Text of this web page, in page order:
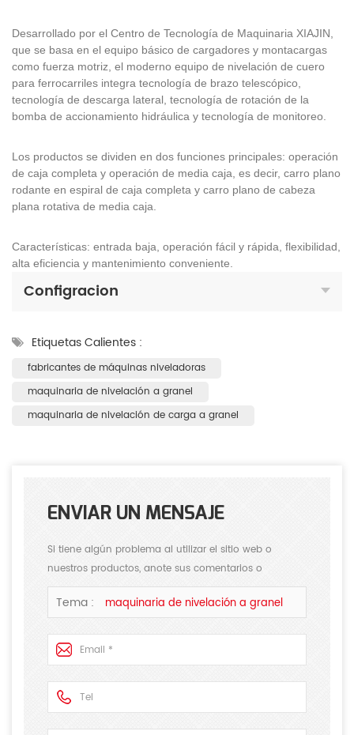
Desarrollado por el Centro de Tecnología de Maquinaria XIAJIN,
que se basa en el equipo básico de cargadores y montacargas
como fuerza motriz, el moderno equipo de nivelación de cuero
para ferrocarriles integra tecnología de brazo telescópico,
tecnología de descarga lateral, tecnología de rotación de la
bomba de accionamiento hidráulica y tecnología de monitoreo.
Los productos se dividen en dos funciones principales: operación
de caja completa y operación de media caja, es decir, carro plano
rodante en espiral de caja completa y carro plano de cabeza
plana rotativa de media caja.
Características: entrada baja, operación fácil y rápida, flexibilidad,
alta eficiencia y mantenimiento conveniente.
Configracion
Etiquetas Calientes :
fabricantes de máquinas niveladoras
maquinaria de nivelación a granel
maquinaria de nivelación de carga a granel
ENVIAR UN MENSAJE
Si tiene algún problema al utilizar el sitio web o
nuestros productos, anote sus comentarios o
sugerencias, responderemos sus preguntas lo antes
posible. Gracias por su atención.
Tema : maquinaria de nivelación a granel